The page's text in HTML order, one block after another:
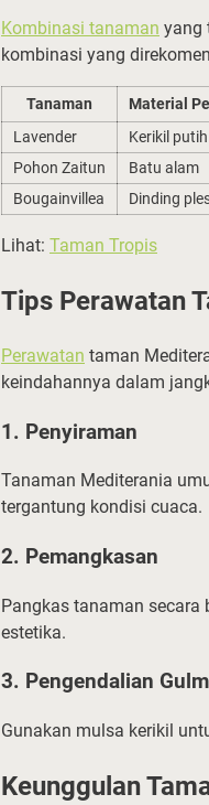
Kombinasi tanaman yang
kombinasi yang
Tanaman Material
Lavender
Kerikil putih
Pohon Zaitun
Batu alam
Bougainvillea
Dinding
Lihat: Taman Tropis
Tips Perawatan
Perawatan taman
keindahannya dalam
1. Penyiraman
Tanaman Mediterania
tergantung kondisi cuaca.
2. Pemangkasan
Pangkas tanaman secara
estetika.
3. Pengendalian
Gunakan mulsa kerikil
Keunggulan